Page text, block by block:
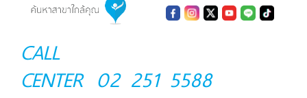
CALL
CENTER 02 251 5588